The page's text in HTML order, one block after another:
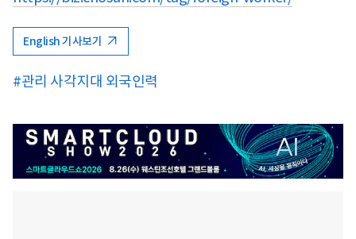
English 기사보기
#관리 사각지대 외국인력